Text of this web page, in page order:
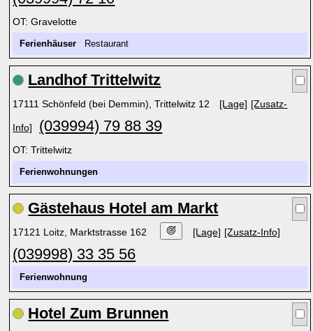
OT: Gravelotte
Ferienhäuser Restaurant
Landhof Trittelwitz
17111 Schönfeld (bei Demmin), Trittelwitz 12 [Lage] [Zusatz-
Info] (039994) 79 88 39
OT: Trittelwitz
Ferienwohnungen
Gästehaus Hotel am Markt
17121 Loitz, Marktstrasse 162 [Lage] [Zusatz-Info]
(039998) 33 35 56
Ferienwohnung
Hotel Zum Brunnen